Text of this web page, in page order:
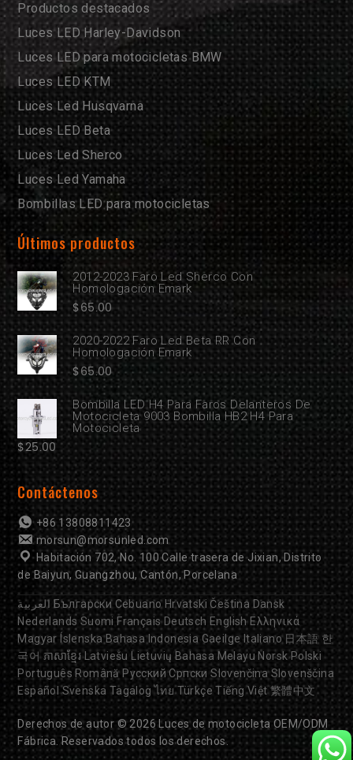
Productos destacados
Luces LED Harley-Davidson
Luces LED para motocicletas BMW
Luces LED KTM
Luces Led Husqvarna
Luces LED Beta
Luces Led Sherco
Luces Led Yamaha
Bombillas LED para motocicletas
Últimos productos
2012-2023 Faro Led Sherco Con
Homologación Emark
$65.00
2020-2022 Faro Led Beta RR Con
Homologación Emark
$65.00
Bombilla LED H4 Para Faros Delanteros De
Motocicleta 9003 Bombilla HB2 H4 Para
Motocicleta
$25.00
Contáctenos
+86 13808811423
morsun@morsunled.com
Habitación 702, No. 100 Calle trasera de Jixian, Distrito
de Baiyun, Guangzhou, Cantón, Porcelana
العربية Български Cebuano Hrvatski Čeština Dansk
Nederlands Suomi Français Deutsch English Ελληνικά
Magyar Íslenska Bahasa Indonesia Gaeilge Italiano 日本語 한
국어 ភាសាខ្មែរ Latviešu Lietuvių Bahasa Melayu Norsk Polski
Português Română Русский Српски Slovenčina Slovenščina
Español Svenska Tagalog ไทย Türkçe Tiếng Việt 繁體中文
Derechos de autor © 2026 Luces de motocicleta OEM/ODM
Fábrica. Reservados todos los derechos.